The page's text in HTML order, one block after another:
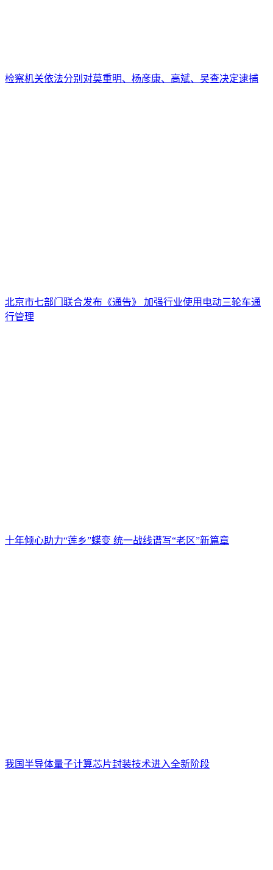
检察机关依法分别对莫重明、杨彦康、高斌、吴查决定逮捕
北京市七部门联合发布《通告》 加强行业使用电动三轮车通
行管理
十年倾心助力“莲乡”蝶变 统一战线谱写“老区”新篇章
我国半导体量子计算芯片封装技术进入全新阶段